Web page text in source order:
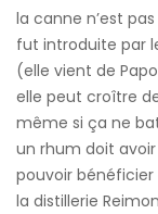
la canne n’est
fut introduite par
(elle vient de
elle peut croître
même si ça ne
un rhum doit
pouvoir bénéficier
la distillerie